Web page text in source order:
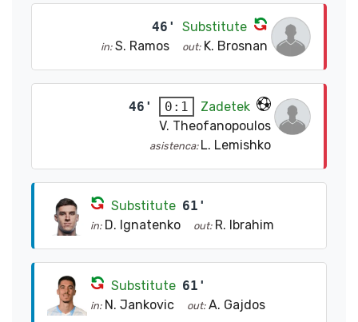
46' Substitute
in: S. Ramos out: K. Brosnan
46' 0:1
Zadetek
V. Theofanopoulos
asistenca: L. Lemishko
Substitute 61'
in: D. Ignatenko out: R. Ibrahim
Substitute 61'
in: N. Jankovic out: A. Gajdos